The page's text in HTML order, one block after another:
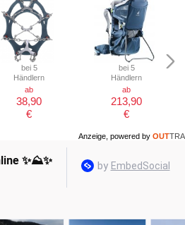
bei 5
Händlern
ab
38,90
€
bei 5
Händlern
ab
213,90
€
Anzeige, powered by OUTTRA